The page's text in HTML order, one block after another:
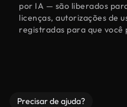
por IA — são liberados
licenças, autorizações de
registradas para que você
Precisar de ajuda?